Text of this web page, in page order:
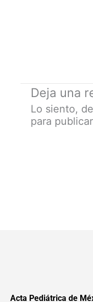
Deja una
Lo siento,
para
Acta Pediátrica de